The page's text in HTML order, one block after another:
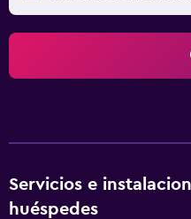
Servicios e
huéspedes